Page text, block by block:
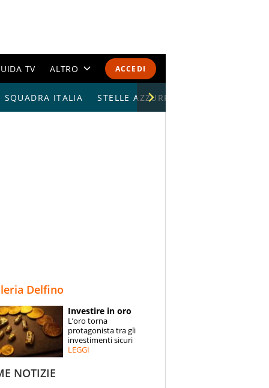
ACCEDI
TV ALTRO
CALENDARI E CLASSIFICHE
ESPERTI
CONTATTI
SQUADRA ITALIA STELLE AZZURRE
Delfino
Investire in oro
L’oro torna
protagonista tra gli
investimenti sicuri
LEGGI
NOTIZIE